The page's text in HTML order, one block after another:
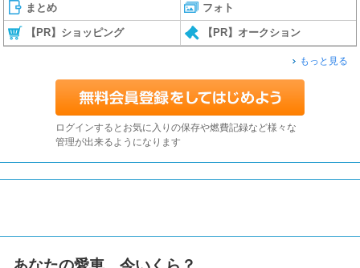
まとめ フォト
【PR】ショッピング 【PR】オークション
もっと見る
ログインするとお気に入りの保存や燃費記録など様々な
管理が出来るようになります